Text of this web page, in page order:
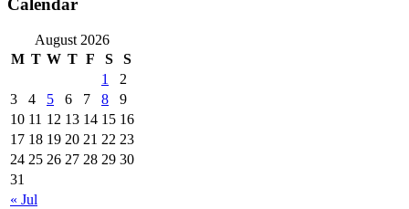
Calendar
August 2026
M T W T F S S
« Jul
1
2
3
4 5 6 7 8
9
10 11 12 13 14 15 16
17 18 19 20 21 22 23
24 25 26 27 28 29 30
31